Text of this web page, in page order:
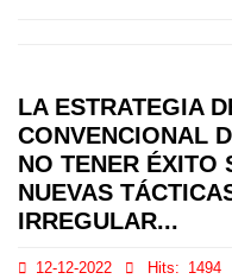
LA ESTRATEGIA
CONVENCIONAL
NO TENER ÉXITO
NUEVAS
IRREGULAR...
12-12-2022 Hits: 1494